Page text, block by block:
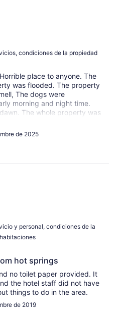
condiciones de la propiedad
place to anyone. The
was flooded. The property
The dogs were
morning and night time.
The whole property was
were worn out and
nice but that is the only
place. Karaoke was so
was being changed every
molds on the baseboard.
de 2025
y personal, condiciones de la
hot springs
no toilet paper provided. It
the hotel staff did not have
things to do in the area.
de 2019